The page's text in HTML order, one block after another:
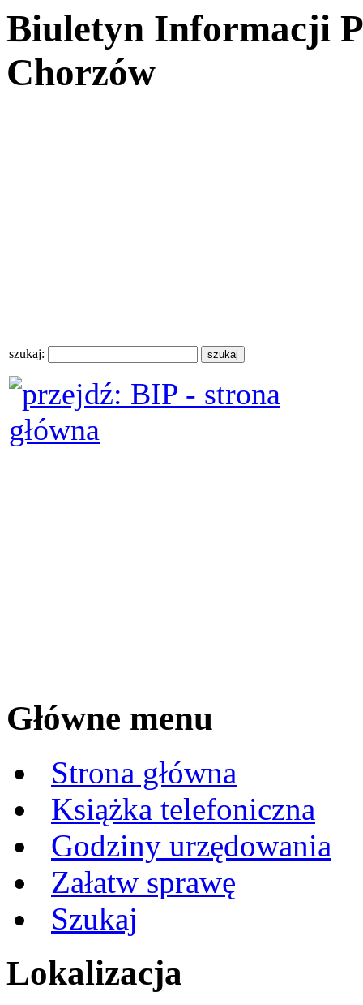
Biuletyn Informacji
Chorzów
szukaj:
Główne menu
Strona główna
Książka telefoniczna
Godziny urzędowania
Załatw sprawę
Szukaj
Lokalizacja